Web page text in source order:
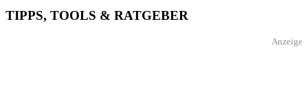
TIPPS, TOOLS & RATGEBER
Anzeige